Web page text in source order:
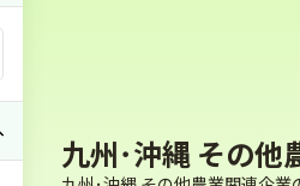
九州･沖縄 その他